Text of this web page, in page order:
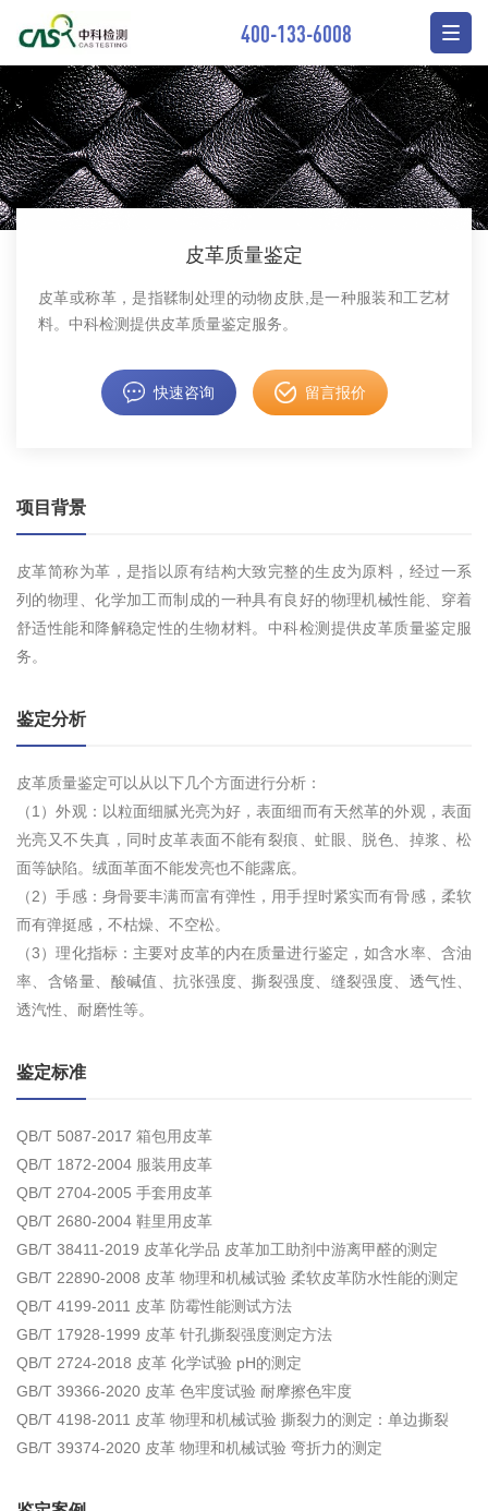
400-133-6008
皮革质量鉴定
皮革或称革，是指鞣制处理的动物皮肤,是一种服装和工艺材
料。中科检测提供皮革质量鉴定服务。
快速咨询 留言报价
项目背景
皮革简称为革，是指以原有结构大致完整的生皮为原料，经过一系
列的物理、化学加工而制成的一种具有良好的物理机械性能、穿着
舒适性能和降解稳定性的生物材料。中科检测提供皮革质量鉴定服
务。
鉴定分析
皮革质量鉴定可以从以下几个方面进行分析：
（1）外观：以粒面细腻光亮为好，表面细而有天然革的外观，表面
光亮又不失真，同时皮革表面不能有裂痕、虻眼、脱色、掉浆、松
面等缺陷。绒面革面不能发亮也不能露底。
（2）手感：身骨要丰满而富有弹性，用手捏时紧实而有骨感，柔软
而有弹挺感，不枯燥、不空松。
（3）理化指标：主要对皮革的内在质量进行鉴定，如含水率、含油
率、含铬量、酸碱值、抗张强度、撕裂强度、缝裂强度、透气性、
透汽性、耐磨性等。
鉴定标准
QB/T 5087-2017 箱包用皮革
QB/T 1872-2004 服装用皮革
QB/T 2704-2005 手套用皮革
QB/T 2680-2004 鞋里用皮革
GB/T 38411-2019 皮革化学品 皮革加工助剂中游离甲醛的测定
GB/T 22890-2008 皮革 物理和机械试验 柔软皮革防水性能的测定
QB/T 4199-2011 皮革 防霉性能测试方法
GB/T 17928-1999 皮革 针孔撕裂强度测定方法
QB/T 2724-2018 皮革 化学试验 pH的测定
GB/T 39366-2020 皮革 色牢度试验 耐摩擦色牢度
QB/T 4198-2011 皮革 物理和机械试验 撕裂力的测定：单边撕裂
GB/T 39374-2020 皮革 物理和机械试验 弯折力的测定